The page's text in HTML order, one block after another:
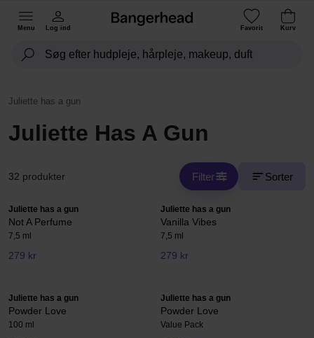
Menu Log ind Favorit Kurv
Juliette has a gun
Juliette Has A Gun
32 produkter Filter Sorter
Juliette has a gun
Not A Perfume
7,5 ml
279 kr
Juliette has a gun
Vanilla Vibes
7,5 ml
279 kr
Juliette has a gun
Powder Love
100 ml
Juliette has a gun
Powder Love
Value Pack